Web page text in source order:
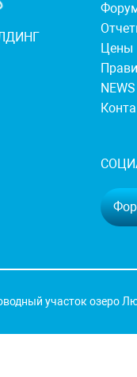
Цены
NEWS
участок озеро